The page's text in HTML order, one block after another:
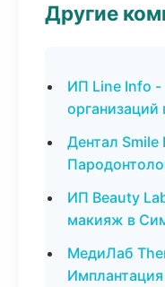
Другие
ИП Line Info
Дентал Smile
ИП Beauty
макияж в
МедиЛаб
Имплантация